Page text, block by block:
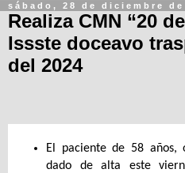
sábado, 28 de diciembre de
Realiza CMN “20
Issste doceavo
del 2024
El paciente de 58 años,
dado de alta este